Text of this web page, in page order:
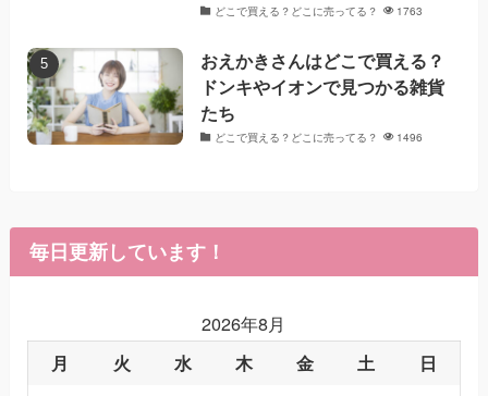
どこで買える？どこに売ってる？ 1763
おえかきさんはどこで買える？
ドンキやイオンで見つかる雑貨
たち
どこで買える？どこに売ってる？ 1496
毎日更新しています！
2026年8月
月 火 水 木 金 土 日